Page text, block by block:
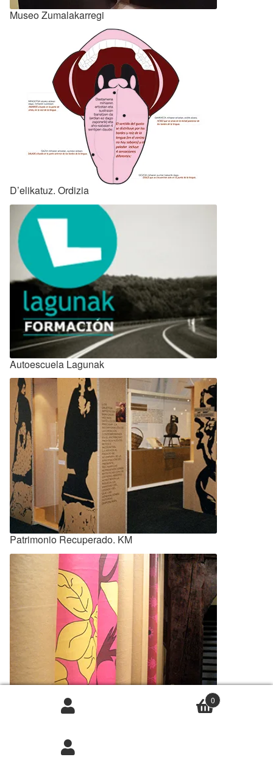
Museo Zumalakarregi
D’elikatuz. Ordizia
Autoescuela Lagunak
Patrimonio Recuperado. KM
Pagoeta-Iturraran
0